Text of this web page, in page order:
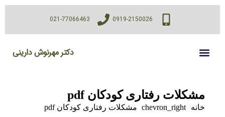
0919-2150026
021-77066463
دکتر مهرنوش دارینی
مشکلات رفتاری کودکان pdf
chevron_right مشکلات رفتاری کودکان pdf